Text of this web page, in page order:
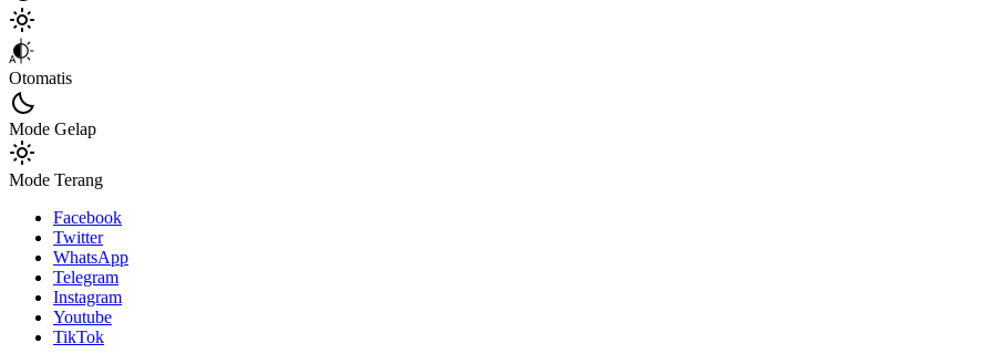
Otomatis
Mode Gelap
Mode Terang
Facebook
Twitter
WhatsApp
Telegram
Instagram
Youtube
TikTok